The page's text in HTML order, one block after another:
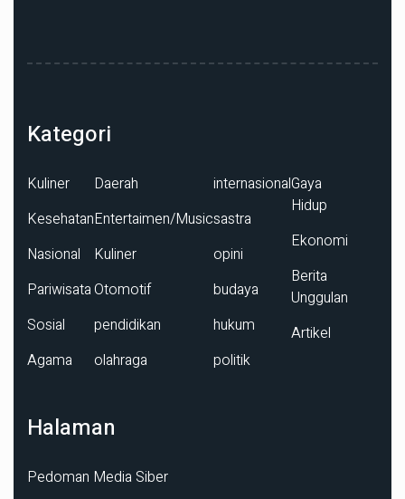
Kategori
Kuliner
Kesehatan
Nasional
Pariwisata
Sosial
Agama
Daerah
Entertaimen/Music
Kuliner
Otomotif
pendidikan
olahraga
internasional
sastra
opini
budaya
hukum
politik
Gaya
Hidup
Ekonomi
Berita
Unggulan
Artikel
Halaman
Pedoman Media Siber